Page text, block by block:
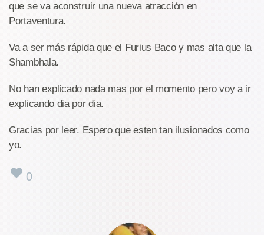
que se va aconstruir una nueva atracción en
Portaventura.
Va a ser más rápida que el Furius Baco y mas alta que la
Shambhala.
No han explicado nada mas por el momento pero voy a ir
explicando dia por dia.
Gracias por leer. Espero que esten tan ilusionados como
yo.
0